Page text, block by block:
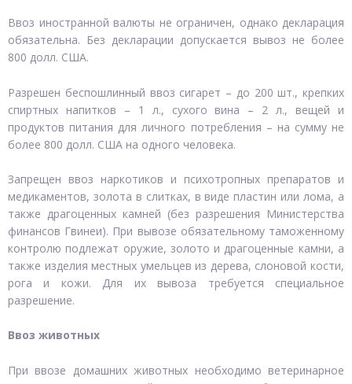
Ввоз иностранной валюты не ограничен, однако декларация
обязательна. Без декларации допускается вывоз не более
800 долл. США.
Разрешен беспошлинный ввоз сигарет – до 200 шт., крепких
спиртных напитков – 1 л., сухого вина – 2 л., вещей и
продуктов питания для личного потребления – на сумму не
более 800 долл. США на одного человека.
Запрещен ввоз наркотиков и психотропных препаратов и
медикаментов, золота в слитках, в виде пластин или лома, а
также драгоценных камней (без разрешения Министерства
финансов Гвинеи). При вывозе обязательному таможенному
контролю подлежат оружие, золото и драгоценные камни, а
также изделия местных умельцев из дерева, слоновой кости,
рога и кожи. Для их вывоза требуется специальное
разрешение.
Ввоз животных
При ввозе домашних животных необходимо ветеринарное